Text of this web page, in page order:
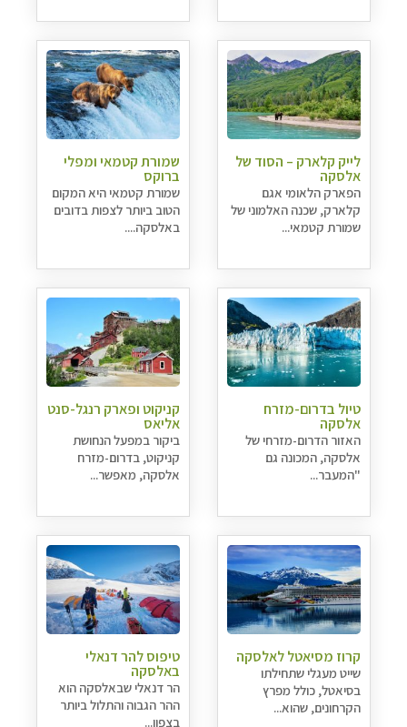
לייק קלארק – הסוד של
אלסקה
הפארק הלאומי אגם
קלארק, שכנה האלמוני של
שמורת קטמאי...
שמורת קטמאי ומפלי
ברוקס
שמורת קטמאי היא המקום
הטוב ביותר לצפות בדובים
באלסקה....
טיול בדרום-מזרח
אלסקה
האזור הדרום-מזרחי של
אלסקה, המכונה גם
"המעבר...
קניקוט ופארק רנגל-סנט
אליאס
ביקור במפעל הנחושת
קניקוט, בדרום-מזרח
אלסקה, מאפשר...
קרוז מסיאטל לאלסקה
שייט מעגלי שתחילתו
בסיאטל, כולל מפרץ
הקרחונים, שהוא...
טיפוס להר דנאלי
באלסקה
הר דנאלי שבאלסקה הוא
ההר הגבוה והתלול ביותר
בצפון...